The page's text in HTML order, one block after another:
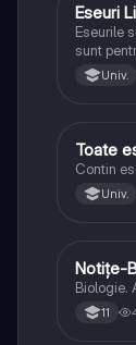
Limba
Eseuri
Eseurile
sunt
lipsesc
Univ.
Limba
Toate
Contin
Univ.
Biologie
Notițe-
Biologie.
11